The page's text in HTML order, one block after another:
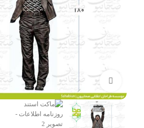
بزرگنمایی تصویر